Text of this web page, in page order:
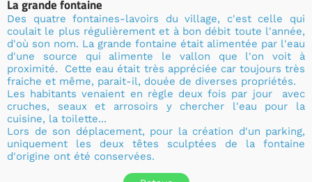
La grande fontaine
Des quatre fontaines-lavoirs du village, c'est celle qui
coulait le plus régulièrement et à bon débit toute l'année,
d'où son nom. La grande fontaine était alimentée par l'eau
d'une source qui alimente le vallon que l'on voit à
proximité. Cette eau était très appréciée car toujours très
fraiche et même, parait-il, douée de diverses propriétés.
Les habitants venaient en règle deux fois par jour avec
cruches, seaux et arrosoirs y chercher l'eau pour la
cuisine, la toilette...
Lors de son déplacement, pour la création d'un parking,
uniquement les deux têtes sculptées de la fontaine
d'origine ont été conservées.